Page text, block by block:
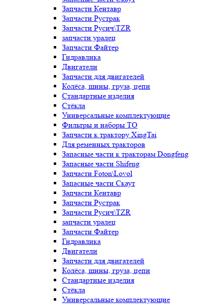
Запчасти Кентавр
Запчасти Рустрак
Запчасти Русич\TZR
запчасти уралец
Запчасти Файтер
Гидравлика
Двигатели
Запчасти для двигателей
Колёса, шины, груза, цепи
Стандартные изделия
Стёкла
Универсальные комплектующие
Фильтры и наборы ТО
Запчасти к трактору XingTai
Для ременных тракторов
Запасные части к тракторам Dongfeng
Запасные части Shifeng
Запчасти Foton\Lovol
Запасные части Скаут
Запчасти Кентавр
Запчасти Рустрак
Запчасти Русич\TZR
запчасти уралец
Запчасти Файтер
Гидравлика
Двигатели
Запчасти для двигателей
Колёса, шины, груза, цепи
Стандартные изделия
Стёкла
Универсальные комплектующие